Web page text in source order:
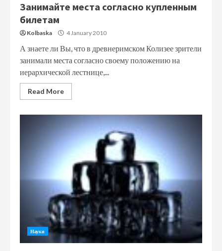
Занимайте места согласно купленным
билетам
Kolbaska 4 January 2010
А знаете ли Вы, что в древнеримском Колизее зрители
занимали места согласно своему положению на
иерархической лестнице,...
Read More
Науки